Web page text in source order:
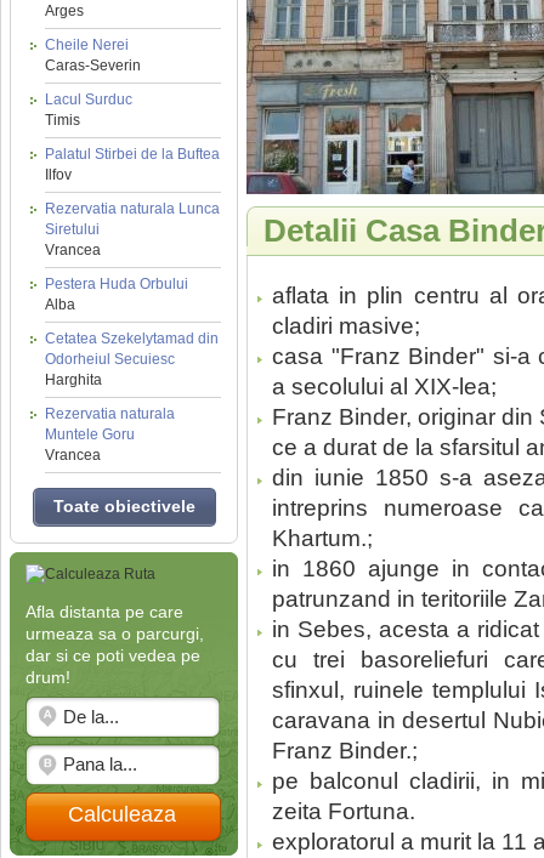
Arges
Cheile Nerei
Caras-Severin
Lacul Surduc
Timis
Palatul Stirbei de la Buftea
Ilfov
Rezervatia naturala Lunca
Siretului
Vrancea
Pestera Huda Orbului
Alba
Cetatea Szekelytamad din
Odorheiul Secuiesc
Harghita
Rezervatia naturala
Muntele Goru
Vrancea
Toate obiectivele
Afla distanta pe care
urmeaza sa o parcurgi,
dar si ce poti vedea pe
drum!
Calculeaza
Detalii Casa
aflata in plin centru al
cladiri masive;
casa "Franz Binder" si-a
a secolului al XIX-lea;
Franz Binder, originar
ce a durat de la sfarsitul
din iunie 1850 s-a
intreprins numeroase
Khartum.;
in 1860 ajunge in
patrunzand in teritoriile
in Sebes, acesta a
cu trei basoreliefuri
sfinxul, ruinele templului
caravana in desertul
Franz Binder.;
pe balconul cladirii, in
zeita Fortuna.
exploratorul a murit la 11